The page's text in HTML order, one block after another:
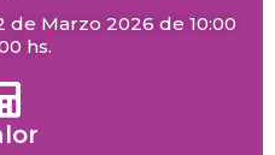
de Marzo 2026 de 10:00
hs.